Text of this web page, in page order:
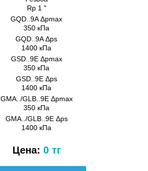
Rp 1 "
GQD..9A Δpmax
350 кПа
GQD..9A Δps
1400 кПа
GSD..9E Δpmax
350 кПа
GSD..9E Δps
1400 кПа
GMA../GLB..9E Δpmax
350 кПа
GMA../GLB..9E Δps
1400 кПа
Цена: 0 тг